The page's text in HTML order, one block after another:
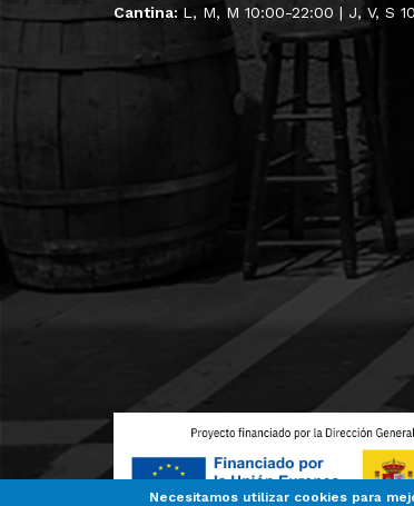
Cantina: L, M, M 10:00-22:00 | J, V, S
Necesitamos utilizar cookies para